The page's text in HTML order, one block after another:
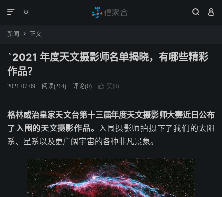
  

新闻  正文
`2021 年度天文摄影师名单揭晓，有哪些精彩
作品？
2021-07-09 阅读(214) 评论(0)  赞(0)
格林威治皇家天文台第十三届年度天文摄影师大赛近日公布
了入围的天文摄影作品。
入围摄影师拍摄下了我们的太阳
系、星系以及更广阔宇宙的各种非凡景象。